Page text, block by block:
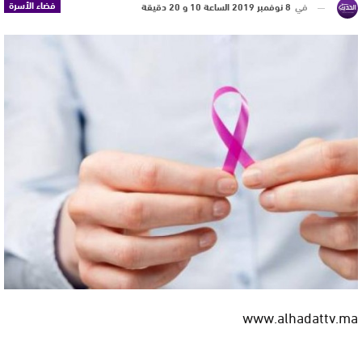
فضاء الأسرة في 8 نوفمبر 2019 الساعة 10 و 20 دقيقة
www.alhadattv.ma